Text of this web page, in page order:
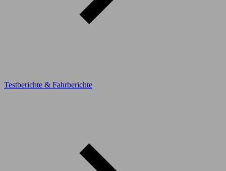
Testberichte & Fahrberichte